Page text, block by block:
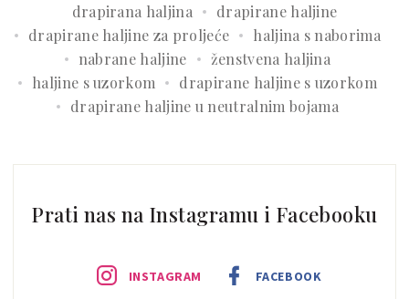
drapirana haljina
drapirane haljine
drapirane haljine za proljeće
haljina s naborima
nabrane haljine
ženstvena haljina
haljine s uzorkom
drapirane haljine s uzorkom
drapirane haljine u neutralnim bojama
Prati nas na Instagramu i Facebooku
INSTAGRAM FACEBOOK